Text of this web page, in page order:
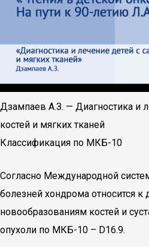
Дзампаев А.З. — Диагностика и
костей и мягких тканей
Классификация по МКБ-10
Согласно Международной
болезней хондрома относится
новообразованиям костей и
опухоли по МКБ-10 – D16.9.